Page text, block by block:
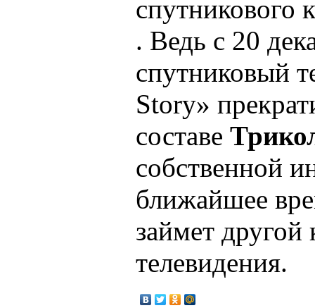
спутникового
. Ведь с 20
спутниковый
Story»
составе
собственной
ближайшее
займет другой
телевидения.